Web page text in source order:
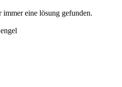
immer eine lösung gefunden.